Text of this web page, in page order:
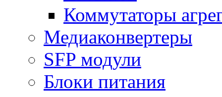
Коммутаторы
Медиаконвертеры
SFP модули
Блоки питания